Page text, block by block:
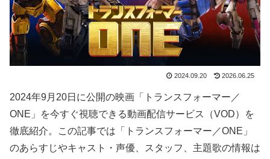
2024.09.20 2026.06.25
2024年9月20日に公開の映画「トランスフォーマー／
ONE」を今すぐ視聴できる動画配信サービス（VOD）を
徹底紹介。この記事では「トランスフォーマー／ONE」
のあらすじやキャスト・声優、スタッフ、主題歌の情報は